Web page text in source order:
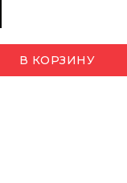
В КОРЗИНУ